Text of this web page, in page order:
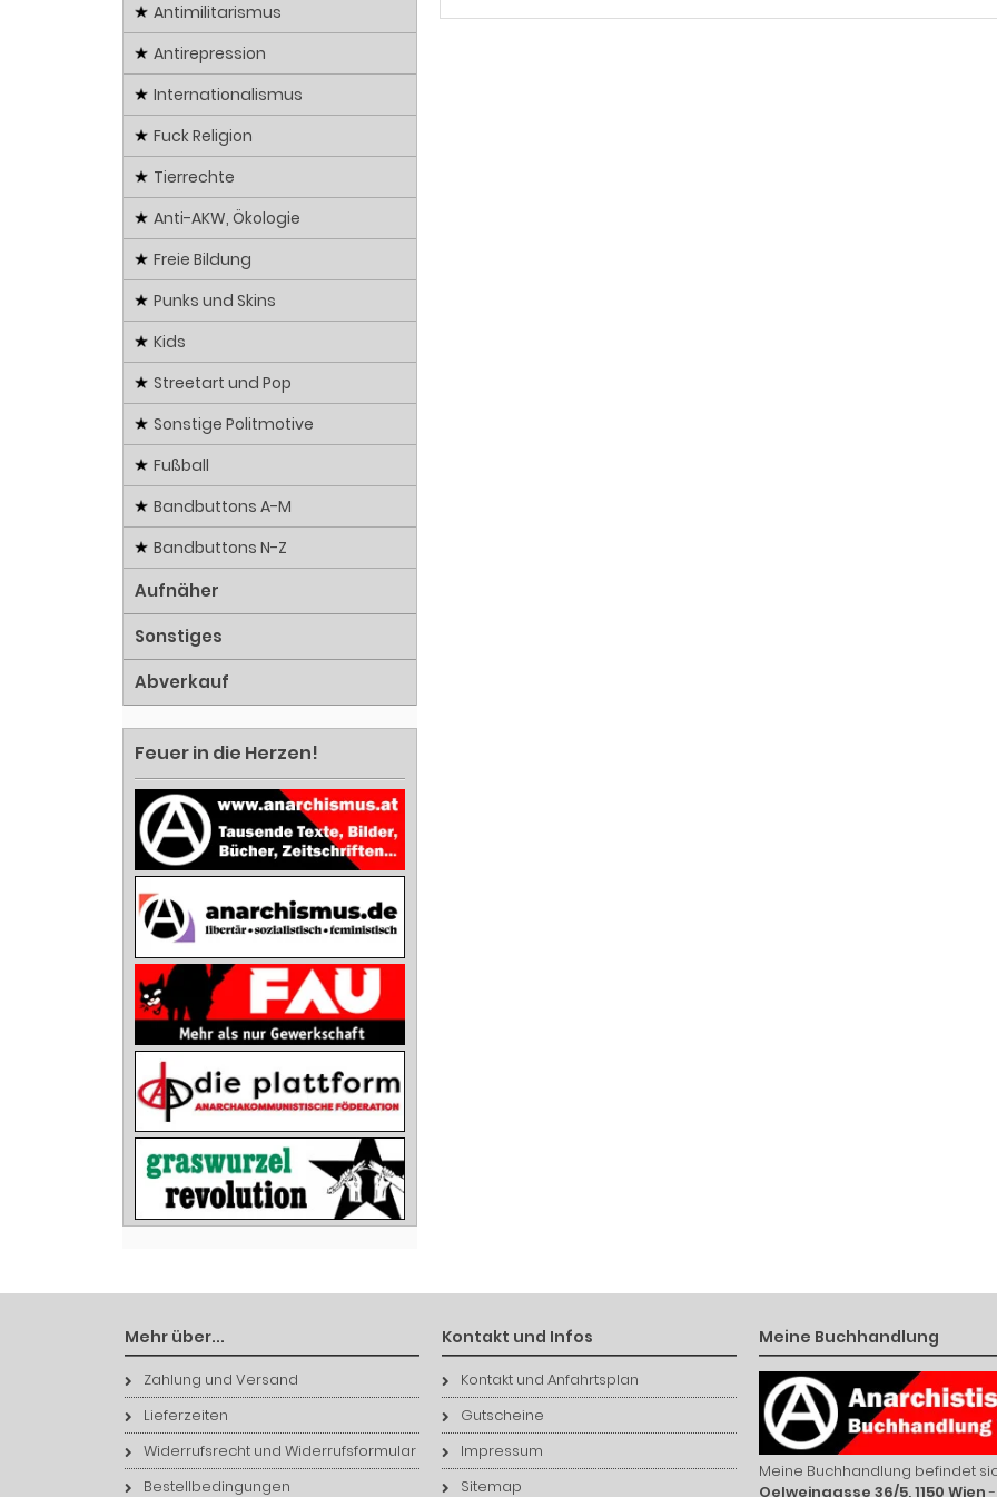
Antimilitarismus
Antirepression
Internationalismus
Fuck Religion
Tierrechte
Anti-AKW, Ökologie
Freie Bildung
Punks und Skins
Kids
Streetart und Pop
Sonstige Politmotive
Fußball
Bandbuttons A-M
Bandbuttons N-Z
Aufnäher
Sonstiges
Abverkauf
Feuer in die Herzen!
Mehr über...
Zahlung und Versand
Lieferzeiten
Widerrufsrecht und Widerrufsformular
Bestellbedingungen
Kontakt und Infos
Kontakt und Anfahrtsplan
Gutscheine
Impressum
Sitemap
Meine Buchhandlung
Meine Buchhandlung befindet
Oelweingasse 36/5, 1150 Wien-